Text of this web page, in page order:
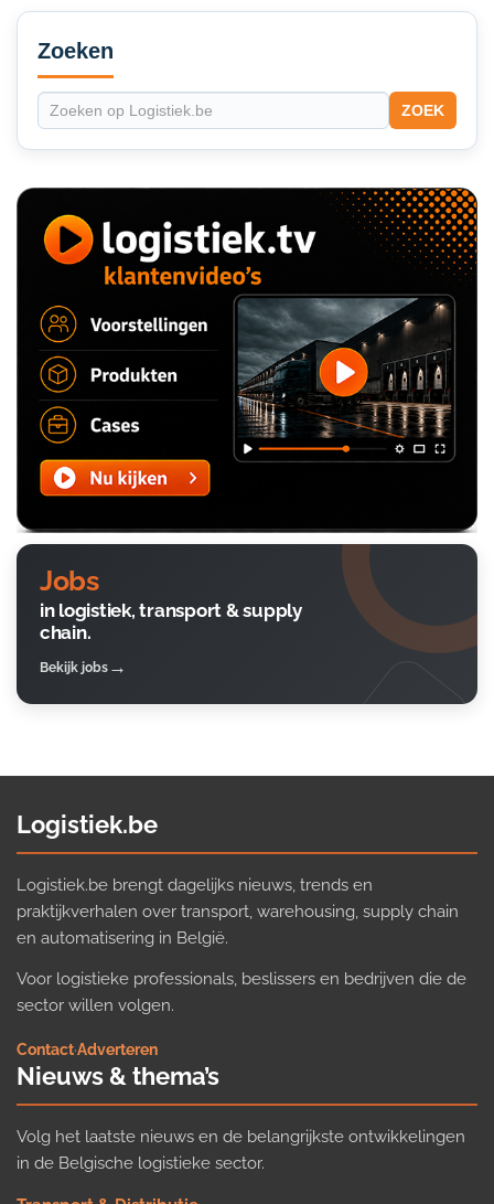
Secondary
Sidebar
Zoeken
ZOEK
Jobs
in logistiek, transport & supply
chain.
Bekijk jobs
Logistiek.be
Logistiek.be brengt dagelijks nieuws, trends en
praktijkverhalen over transport, warehousing, supply chain
en automatisering in België.
Voor logistieke professionals, beslissers en bedrijven die de
sector willen volgen.
Contact·Adverteren
Nieuws & thema’s
Volg het laatste nieuws en de belangrijkste ontwikkelingen
in de Belgische logistieke sector.